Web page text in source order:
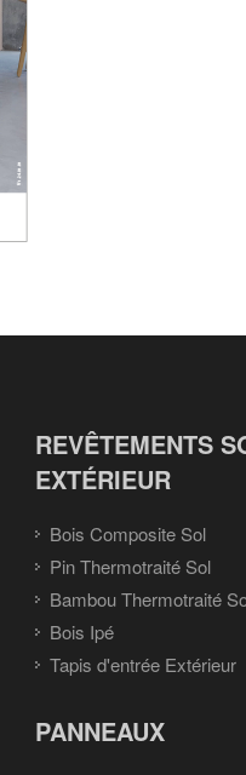
REVÊTEMENTS
EXTÉRIEUR
Bois Composite Sol
Pin Thermotraité Sol
Bambou Thermotraité
Bois Ipé
Tapis d'entrée Extérieur
PANNEAUX